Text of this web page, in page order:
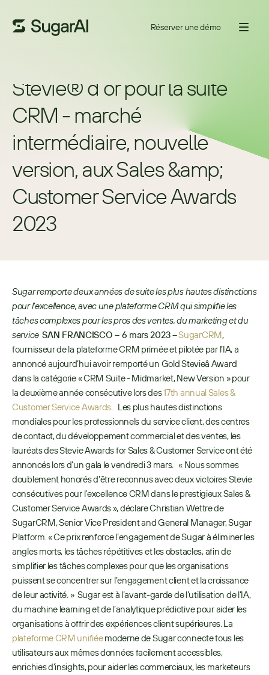
Réserver une démo
Stevie® d’or pour la suite
CRM - marché
intermédiaire, nouvelle
version, aux Sales &amp;
Customer Service Awards
2023
Sugar remporte deux années de suite les plus hautes distinctions
pour l’excellence, avec une plateforme CRM qui simplifie les
tâches complexes pour les pros des ventes, du marketing et du
service SAN FRANCISCO – 6 mars 2023 –SugarCRM,
fournisseur de la plateforme CRM primée et pilotée par l’IA, a
annoncé aujourd’hui avoir remporté un Gold Stevieâ Award
dans la catégorie « CRM Suite - Midmarket, New Version » pour
la deuxième année consécutive lors des 17th annual Sales &
Customer Service Awards.   Les plus hautes distinctions
mondiales pour les professionnels du service client, des centres
de contact, du développement commercial et des ventes, les
lauréats des Stevie Awards for Sales & Customer Service ont été
annoncés lors d’un gala le vendredi 3 mars.   « Nous sommes
doublement honorés d’être reconnus avec deux victoires Stevie
consécutives pour l’excellence CRM dans le prestigieux Sales &
Customer Service Awards », déclare Christian Wettre de
SugarCRM, Senior Vice President and General Manager, Sugar
Platform. « Ce prix renforce l’engagement de Sugar à éliminer les
angles morts, les tâches répétitives et les obstacles, afin de
simplifier les tâches complexes pour que les organisations
puissent se concentrer sur l’engagement client et la croissance
de leur activité. »  Sugar est à l’avant-garde de l’utilisation de l’IA,
du machine learning et de l’analytique prédictive pour aider les
plateforme CRM unifiée moderne de Sugar connecte tous les
utilisateurs aux mêmes données facilement accessibles,
enrichies d’insights, pour aider les commerciaux, les marketeurs